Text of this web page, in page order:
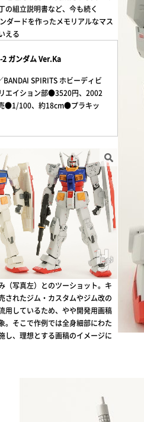
の組立説明書など、今も続く
ダードを作ったメモリアルなマス
える
2 ガンダム Ver.Ka
SPIRITS ホビーディビ
エイション部●3520円、2002
●1/100、約18cm●プラキッ
（写真左）とのツーショット。キ
されたジム・カスタムやジム改の
用しているため、やや開発用画稿
。そこで作例では全身細部にわた
し、理想とする画稿のイメージに